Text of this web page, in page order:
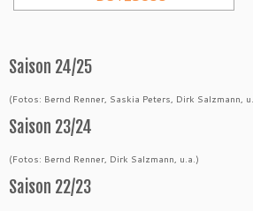
Saison 24/25
(Fotos: Bernd Renner, Saskia Peters, Dirk Salzmann,
Saison 23/24
(Fotos: Bernd Renner, Dirk Salzmann, u.a.)
Saison 22/23